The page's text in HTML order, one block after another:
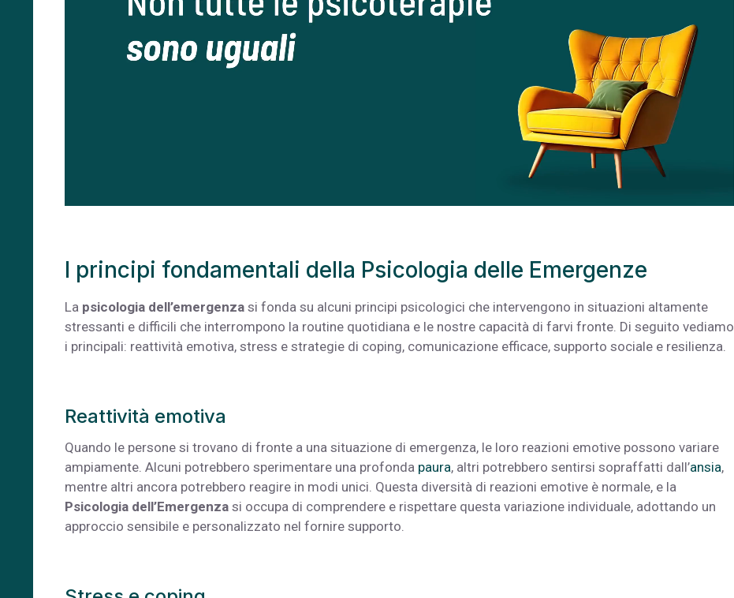
I principi fondamentali della Psicologia delle Emergenze
La psicologia dell’emergenza si fonda su alcuni principi psicologici che intervengono in situazioni altamente
stressanti e difficili che interrompono la routine quotidiana e le nostre capacità di farvi fronte. Di seguito vediamo
i principali: reattività emotiva, stress e strategie di coping, comunicazione efficace, supporto sociale e resilienza.
Reattività emotiva
Quando le persone si trovano di fronte a una situazione di emergenza, le loro reazioni emotive possono variare
ampiamente. Alcuni potrebbero sperimentare una profonda paura, altri potrebbero sentirsi sopraffatti dall’ansia,
mentre altri ancora potrebbero reagire in modi unici. Questa diversità di reazioni emotive è normale, e la
Psicologia dell’Emergenza si occupa di comprendere e rispettare questa variazione individuale, adottando un
approccio sensibile e personalizzato nel fornire supporto.